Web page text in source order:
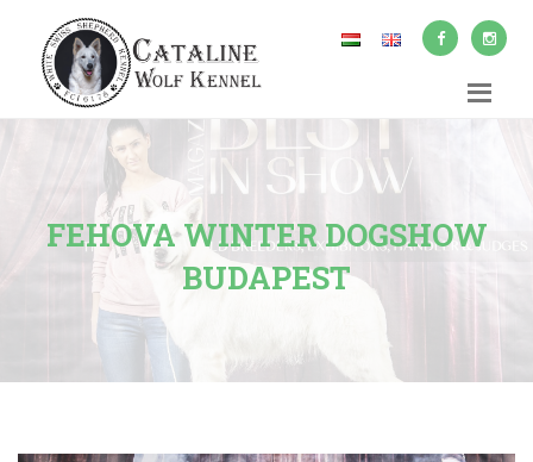
FEHOVA WINTER DOGSHOW
BUDAPEST